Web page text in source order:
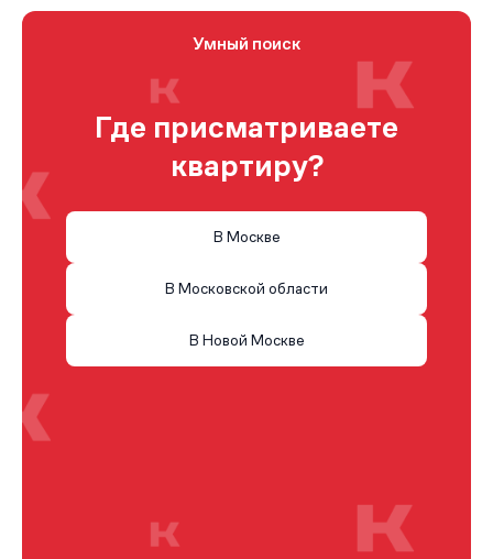
Умный поиск
Где присматриваете
квартиру?
В Москве
В Московской области
В Новой Москве